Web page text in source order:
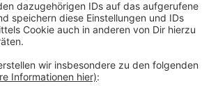
Geothermie und Photovoltaik. Die
insgesamt 133 Millionen Euro in die
Fertig sein soll alles bis Herbst 2028.